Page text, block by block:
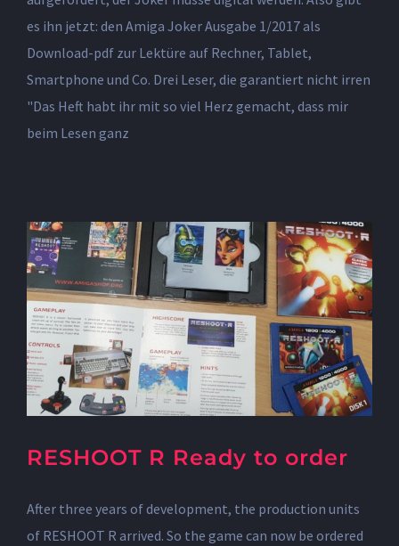
es ihn jetzt: den Amiga Joker Ausgabe 1/2017 als
Download-pdf zur Lektüre auf Rechner, Tablet,
Smartphone und Co. Drei Leser, die garantiert nicht irren
"Das Heft habt ihr mit so viel Herz gemacht, dass mir
beim Lesen ganz
RESHOOT R Ready to order
After three years of development, the production units
of RESHOOT R arrived. So the game can now be ordered